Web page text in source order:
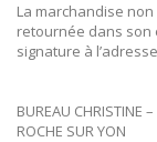
La marchandise
retournée dans son
signature à
BUREAU
ROCHE SUR YON